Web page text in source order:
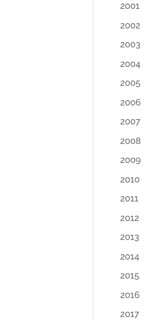
2001
2002
2003
2004
2005
2006
2007
2008
2009
2010
2011
2012
2013
2014
2015
2016
2017